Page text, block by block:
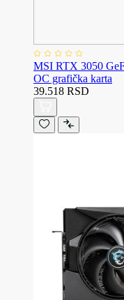
MSI RTX 3050
OC grafička karta
39.518 RSD